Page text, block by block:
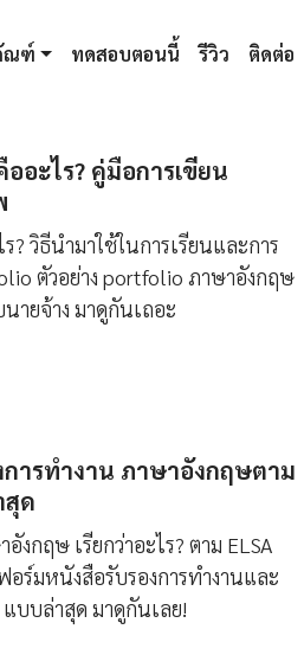
ณฑ์ ทดสอบตอนนี้ รีวิว ติดต่อ
อะไร? คู่มือการเขียน
วิธีนำมาใช้ในการเรียนและการ
ตัวอย่าง portfolio ภาษาอังกฤษ
ายจ้าง มาดูกันเถอะ
ารทํางาน ภาษาอังกฤษตาม
ด
งกฤษ เรียกว่าอะไร? ตาม ELSA
อร์มหนังสือรับรองการทำงานและ
บบล่าสุด มาดูกันเลย!